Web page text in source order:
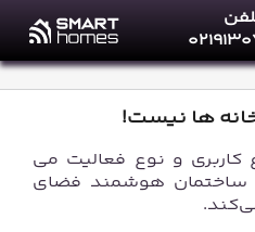
کاربری و نوع فعالیت می
ساختمان هوشمند فضای